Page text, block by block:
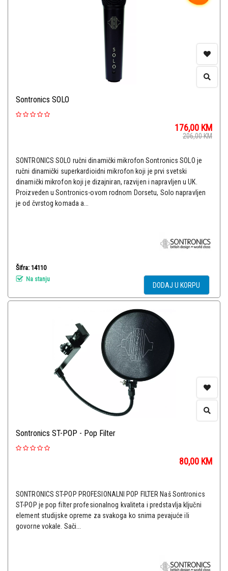
Sontronics SOLO
176,00 KM
206,00KM
SONTRONICS SOLO ručni dinamički mikrofon Sontronics SOLO je
ručni dinamički superkardioidni mikrofon koji je prvi svetski
dinamički mikrofon koji je dizajniran, razvijen i napravljen u UK.
Proizveden u Sontronics-ovom rodnom Dorsetu, Solo napravljen
je od čvrstog komada a...
Šifra: 14110
Na stanju
DODAJ U KORPU
Sontronics ST-POP - Pop Filter
80,00 KM
SONTRONICS ST-POP PROFESIONALNI POP FILTER Naš Sontronics
ST-POP je pop filter profesionalnog kvaliteta i predstavlja ključni
element studijske opreme za svakoga ko snima pevajuće ili
govorne vokale. Sači...